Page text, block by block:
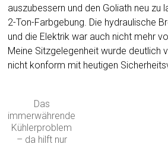
auszubessern und den Goliath neu zu
2-Ton-Farbgebung. Die hydraulische
und die Elektrik war auch nicht mehr
Meine Sitzgelegenheit wurde deutlich
nicht konform mit heutigen
Das
immerwährende
Kühlerproblem
– da hilft nur